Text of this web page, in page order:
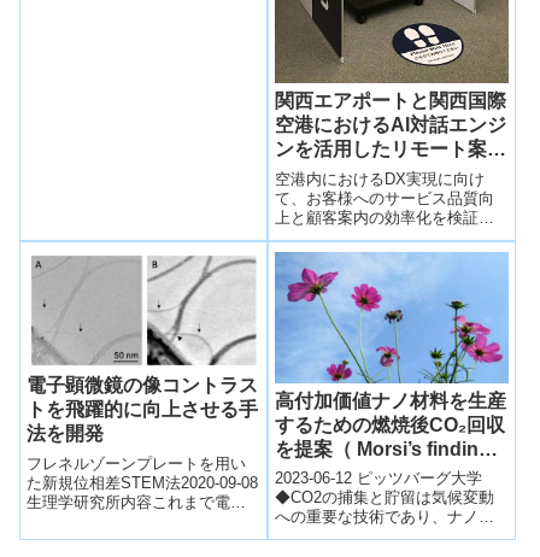
関西エアポートと関西国際
空港におけるAI対話エンジ
ンを活用したリモート案内
システムの実証実験を開始
空港内におけるDX実現に向け
て、お客様へのサービス品質向
上と顧客案内の効率化を検証
2022-07-25 OKI＜実証実験イメ
ージ＞OKIは、関西エアポート株
式会...
電子顕微鏡の像コントラス
トを飛躍的に向上させる手
法を開発
フレネルゾーンプレートを用い
た新規位相差STEM法2020-09-08
生理学研究所内容これまで電子
などの軽い原子からなる試料を
高付加価値ナノ材料を生産
するための燃焼後CO₂回収
を提案（ Morsi’s findings
propose post-
combustion CO₂ capture
to produce high value
nano materials）
2023-06-12 ピッツバーグ大学
◆CO2の捕集と貯留は気候変動
への重要な技術であり、ナノテ
クノロジーがその分野で有望な